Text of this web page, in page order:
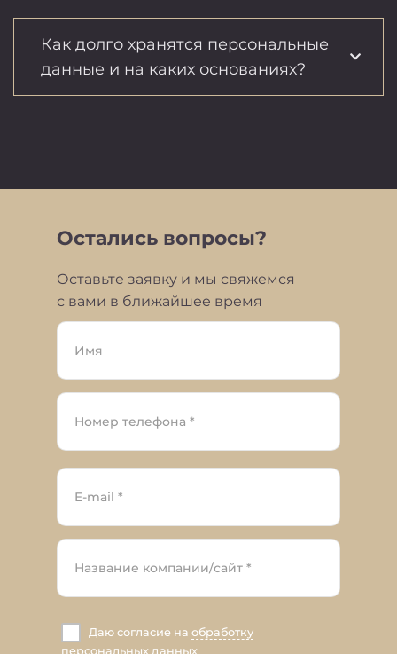
Как долго хранятся персональные
данные и на каких основаниях?
Остались вопросы?
Оставьте заявку и мы свяжемся
с вами в ближайшее время
Даю согласие на обработку
персональных данных